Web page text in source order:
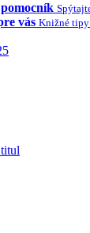
vás Knižné tipy